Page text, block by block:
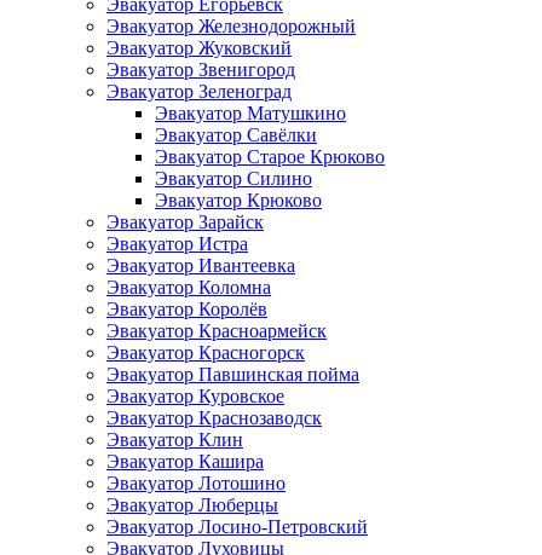
Эвакуатор Егорьевск
Эвакуатор Железнодорожный
Эвакуатор Жуковский
Эвакуатор Звенигород
Эвакуатор Зеленоград
Эвакуатор Матушкино
Эвакуатор Савёлки
Эвакуатор Старое Крюково
Эвакуатор Силино
Эвакуатор Крюково
Эвакуатор Зарайск
Эвакуатор Истра
Эвакуатор Ивантеевка
Эвакуатор Коломна
Эвакуатор Королёв
Эвакуатор Красноармейск
Эвакуатор Красногорск
Эвакуатор Павшинская пойма
Эвакуатор Куровское
Эвакуатор Краснозаводск
Эвакуатор Клин
Эвакуатор Кашира
Эвакуатор Лотошино
Эвакуатор Люберцы
Эвакуатор Лосино-Петровский
Эвакуатор Луховицы